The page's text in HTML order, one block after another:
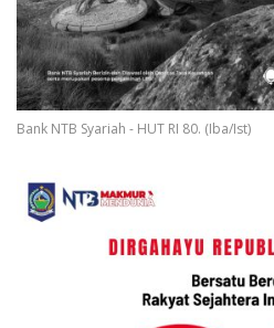
Bank NTB Syariah - HUT RI 80. (Iba/Ist)